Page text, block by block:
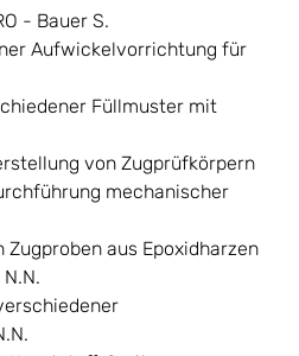
- Bauer S.
Aufwickelvorrichtung für
Füllmuster mit
von Zugprüfkörpern
mechanischer
aus Epoxidharzen